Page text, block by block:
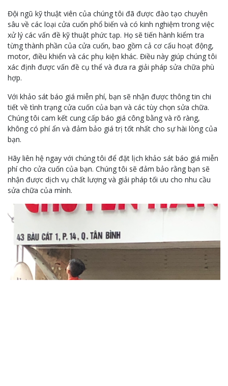
Đội ngũ kỹ thuật viên của chúng tôi đã được đào tạo chuyên
sâu về các loại cửa cuốn phổ biến và có kinh nghiệm trong việc
xử lý các vấn đề kỹ thuật phức tạp. Họ sẽ tiến hành kiểm tra
từng thành phần của cửa cuốn, bao gồm cả cơ cấu hoạt động,
motor, điều khiển và các phụ kiện khác. Điều này giúp chúng tôi
xác định được vấn đề cụ thể và đưa ra giải pháp sửa chữa phù
hợp.
Với khảo sát báo giá miễn phí, bạn sẽ nhận được thông tin chi
tiết về tình trạng cửa cuốn của bạn và các tùy chọn sửa chữa.
Chúng tôi cam kết cung cấp báo giá công bằng và rõ ràng,
không có phí ẩn và đảm bảo giá trị tốt nhất cho sự hài lòng của
bạn.
Hãy liên hệ ngay với chúng tôi để đặt lịch khảo sát báo giá miễn
phí cho cửa cuốn của bạn. Chúng tôi sẽ đảm bảo rằng bạn sẽ
nhận được dịch vụ chất lượng và giải pháp tối ưu cho nhu cầu
sửa chữa của mình.